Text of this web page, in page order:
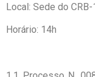
Local: Sede do CRB-
Horário: 14h